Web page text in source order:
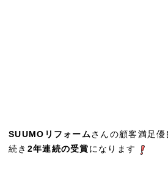
SUUMOリフォームさんの顧客満足
続き 2年連続の受賞になります